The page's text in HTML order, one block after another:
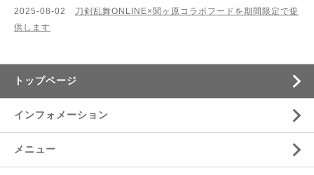
2025-08-02
刀剣乱舞ONLINE×関ヶ原コラボフードを期間限定で提
供します
トップページ
インフォメーション
メニュー